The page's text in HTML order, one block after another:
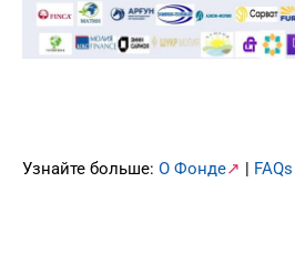
Узнайте больше: О Фонде↗ | FAQs